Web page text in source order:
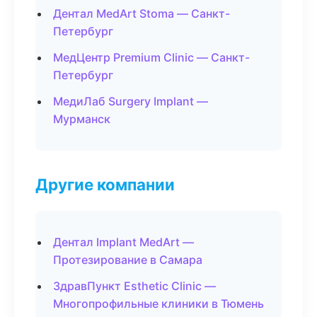
Дентал MedArt Stoma — Санкт-
Петербург
МедЦентр Premium Clinic — Санкт-
Петербург
МедиЛаб Surgery Implant —
Мурманск
Другие компании
Дентал Implant MedArt —
Протезирование в Самара
ЗдравПункт Esthetic Clinic —
Многопрофильные клиники в Тюмень